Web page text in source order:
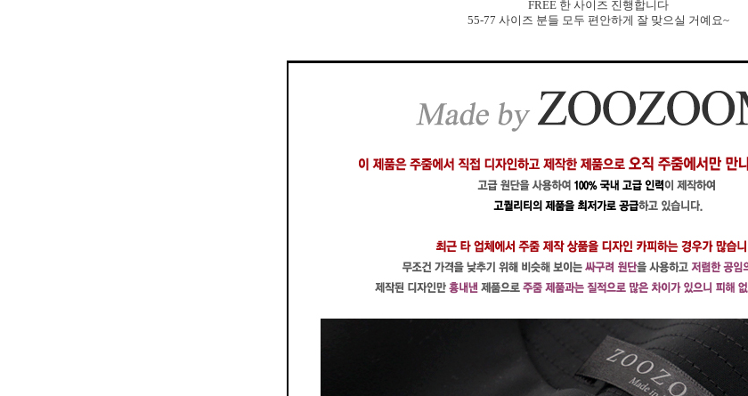
FREE 한 사이즈 진행합니다
55-77 사이즈 분들 모두 편안하게 잘 맞으실 거예요~